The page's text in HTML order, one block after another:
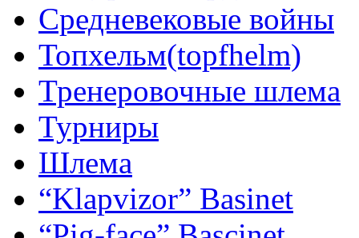
Средневековые войны
Топхельм(topfhelm)
Тренеровочные шлема
Турниры
Шлема
“Klapvizor” Basinet